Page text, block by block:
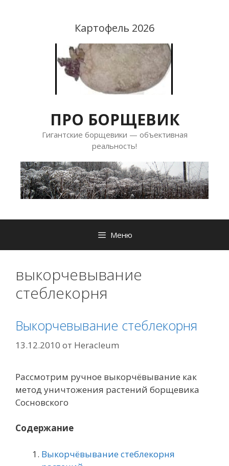
Картофель 2026
ПРО БОРЩЕВИК
Гигантские борщевики — объективная
реальность!
Меню
выкорчевывание
стеблекорня
Выкорчевывание стеблекорня
13.12.2010 от Heracleum
Рассмотрим ручное выкорчёвывание как
метод уничтожения растений борщевика
Сосновского
Содержание
Выкорчёвывание стеблекорня